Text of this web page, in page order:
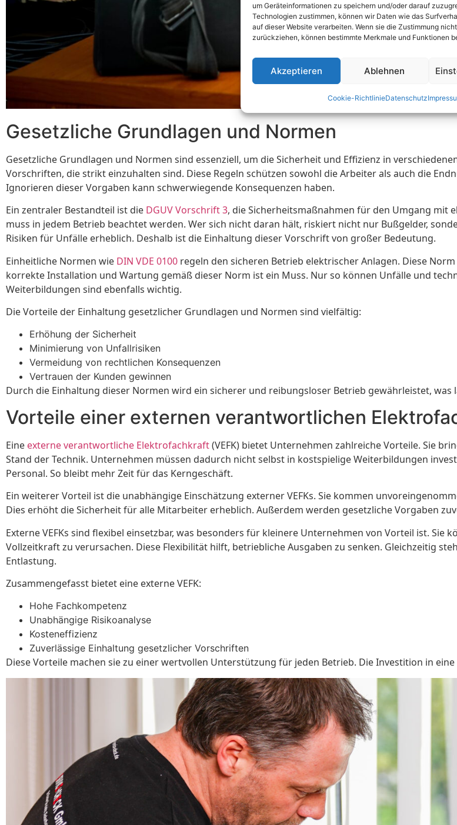
um Geräteinformationen zu speichern und/oder darauf
Technologien zustimmen, können wir Daten wie das
auf dieser Website verarbeiten. Wenn sie die Zustimmung
zurückziehen, können bestimmte Merkmale und Funktionen
Akzeptieren Ablehnen
Cookie-RichtlinieDatenschutz
Gesetzliche Grundlagen und Normen
Gesetzliche Grundlagen und Normen sind essenziell, um die Sicherheit und Effizienz in
Vorschriften, die strikt einzuhalten sind. Diese Regeln schützen sowohl die Arbeiter als auch die
Ignorieren dieser Vorgaben kann schwerwiegende Konsequenzen haben.
Ein zentraler Bestandteil ist die DGUV Vorschrift 3, die Sicherheitsmaßnahmen für den Umgang mit
muss in jedem Betrieb beachtet werden. Wer sich nicht daran hält, riskiert nicht nur Bußgelder,
Risiken für Unfälle erheblich. Deshalb ist die Einhaltung dieser Vorschrift von großer Bedeutung.
Einheitliche Normen wie DIN VDE 0100 regeln den sicheren Betrieb elektrischer Anlagen. Diese
korrekte Installation und Wartung gemäß dieser Norm ist ein Muss. Nur so können Unfälle und
Weiterbildungen sind ebenfalls wichtig.
Die Vorteile der Einhaltung gesetzlicher Grundlagen und Normen sind vielfältig:
Erhöhung der Sicherheit
Minimierung von Unfallrisiken
Vermeidung von rechtlichen Konsequenzen
Vertrauen der Kunden gewinnen
Durch die Einhaltung dieser Normen wird ein sicherer und reibungsloser Betrieb gewährleistet,
Vorteile einer externen verantwortlichen
Eine externe verantwortliche Elektrofachkraft(VEFK) bietet Unternehmen zahlreiche Vorteile. Sie
Stand der Technik. Unternehmen müssen dadurch nicht selbst in kostspielige Weiterbildungen
Personal. So bleibt mehr Zeit für das Kerngeschäft.
Ein weiterer Vorteil ist die unabhängige Einschätzung externer VEFKs. Sie kommen
Dies erhöht die Sicherheit für alle Mitarbeiter erheblich. Außerdem werden gesetzliche Vorgaben
Externe VEFKs sind flexibel einsetzbar, was besonders für kleinere Unternehmen von Vorteil ist.
Vollzeitkraft zu verursachen. Diese Flexibilität hilft, betriebliche Ausgaben zu senken. Gleichzeitig
Entlastung.
Zusammengefasst bietet eine externe VEFK:
Hohe Fachkompetenz
Unabhängige Risikoanalyse
Kosteneffizienz
Zuverlässige Einhaltung gesetzlicher Vorschriften
Diese Vorteile machen sie zu einer wertvollen Unterstützung für jeden Betrieb. Die Investition in